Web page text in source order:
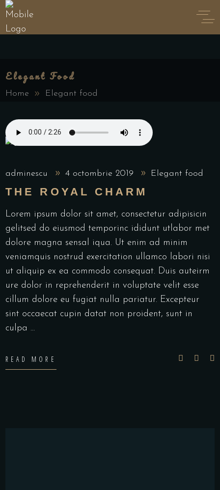
Elegant Food
Home Elegant food
adminescu 4 octombrie 2019 Elegant food
THE ROYAL CHARM
Lorem ipsum dolor sit amet, consectetur adipisicin
gelitsed do eiusmod temporinc ididunt utlabor met
dolore magna sensal iqua. Ut enim ad minim
veniamquis nostrud exercitation ullamco labori nisi
ut aliquip ex ea commodo consequat. Duis auteirm
ure dolor in reprehenderit in voluptate velit esse
cillum dolore eu fugiat nulla pariatur. Excepteur
sint occaecat cupin datat non proident, sunt in
culpa
READ MORE